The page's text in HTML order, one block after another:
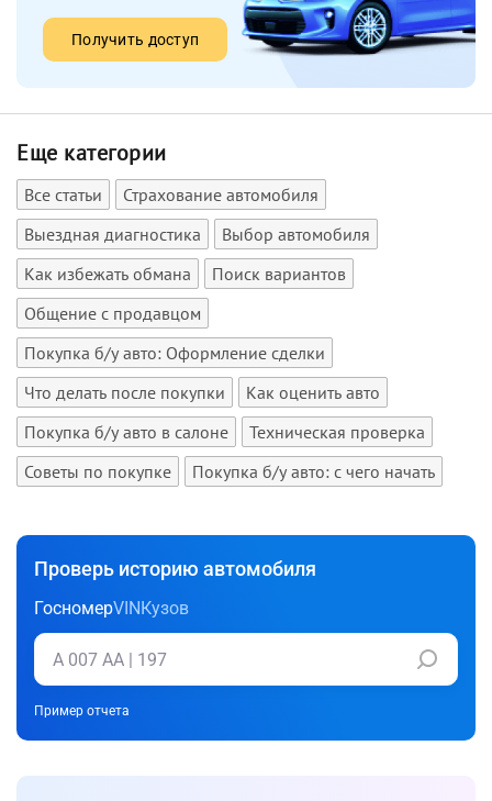
Получить доступ
Еще категории
Все статьи
Страхование автомобиля
Выездная диагностика
Выбор автомобиля
Как избежать обмана
Поиск вариантов
Общение с продавцом
Покупка б/у авто: Оформление сделки
Что делать после покупки
Как оценить авто
Покупка б/у авто в салоне
Техническая проверка
Советы по покупке
Покупка б/у авто: с чего начать
Проверь историю автомобиля
ГосномерVIN Кузов
Пример отчета